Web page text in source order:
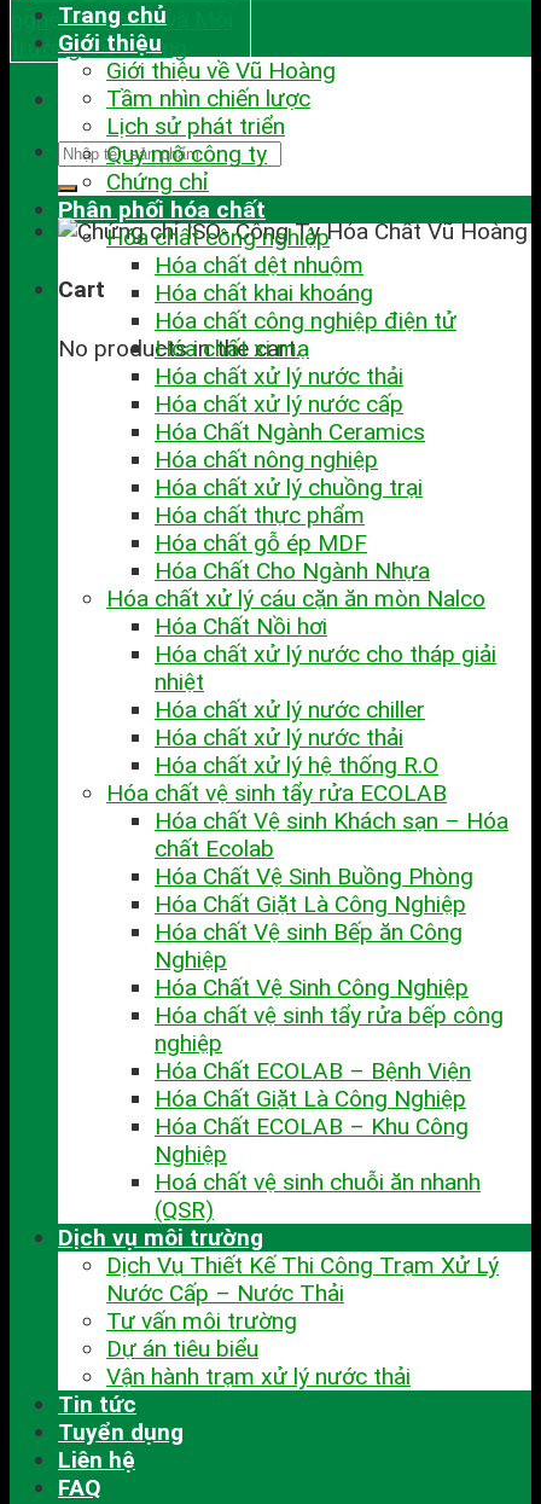
Cart
No products in the cart.
Trang chủ
Giới thiệu
Giới thiệu về Vũ Hoàng
Tầm nhìn chiến lược
Lịch sử phát triển
Quy mô công ty
Chứng chỉ
Phân phối hóa chất
Hóa chất công nghiệp
Hóa chất dệt nhuộm
Hóa chất khai khoáng
Hóa chất công nghiệp điện tử
Hóa chất xi mạ
Hóa chất xử lý nước thải
Hóa chất xử lý nước cấp
Hóa Chất Ngành Ceramics
Hóa chất nông nghiệp
Hóa chất xử lý chuồng trại
Hóa chất thực phẩm
Hóa chất gỗ ép MDF
Hóa Chất Cho Ngành Nhựa
Hóa chất xử lý cáu cặn ăn mòn Nalco
Hóa Chất Nồi hơi
Hóa chất xử lý nước cho tháp giải
nhiệt
Hóa chất xử lý nước chiller
Hóa chất xử lý nước thải
Hóa chất xử lý hệ thống R.O
Hóa chất vệ sinh tẩy rửa ECOLAB
Hóa chất Vệ sinh Khách sạn – Hóa
chất Ecolab
Hóa Chất Vệ Sinh Buồng Phòng
Hóa Chất Giặt Là Công Nghiệp
Hóa chất Vệ sinh Bếp ăn Công
Nghiệp
Hóa Chất Vệ Sinh Công Nghiệp
Hóa chất vệ sinh tẩy rửa bếp công
nghiệp
Hóa Chất ECOLAB – Bệnh Viện
Hóa Chất Giặt Là Công Nghiệp
Hóa Chất ECOLAB – Khu Công
Nghiệp
Hoá chất vệ sinh chuỗi ăn nhanh
(QSR)
Dịch vụ môi trường
Dịch Vụ Thiết Kế Thi Công Trạm Xử Lý
Nước Cấp – Nước Thải
Tư vấn môi trường
Dự án tiêu biểu
Vận hành trạm xử lý nước thải
Tin tức
Tuyển dụng
Liên hệ
FAQ